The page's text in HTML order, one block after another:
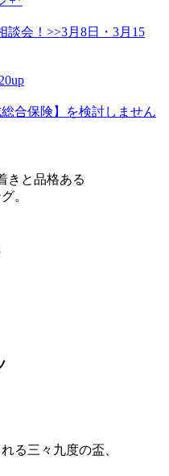
談会！>>3月8日・3月15
合保険】を検討しません
きと品格ある
。
る三々九度の盃、